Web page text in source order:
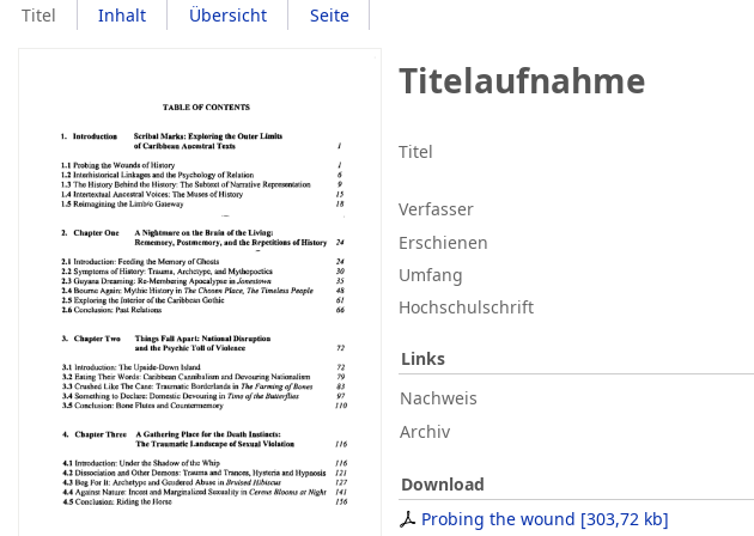
Titel Inhalt Übersicht Seite
Titelaufnahme
Titel
Verfasser
Erschienen
Umfang
Hochschulschrift
Links
Nachweis
Archiv
Download
Probing the wound [303,72 kb]